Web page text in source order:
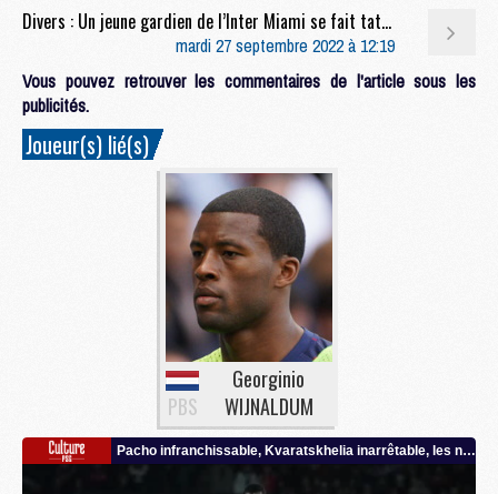
Divers : Un jeune gardien de l’Inter Miami se fait tatouer son autographe de Messi
mardi 27 septembre 2022 à 12:19
Vous pouvez retrouver les commentaires de l'article sous les
publicités.
Joueur(s) lié(s)
PBS
Georginio
WIJNALDUM